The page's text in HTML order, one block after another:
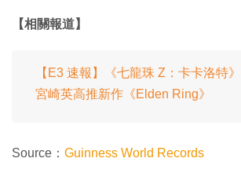
【相關報道】
【E3 速報】《七龍珠 Z：卡卡洛特
宮崎英高推新作《Elden Ring》
Source： Guinness World Records